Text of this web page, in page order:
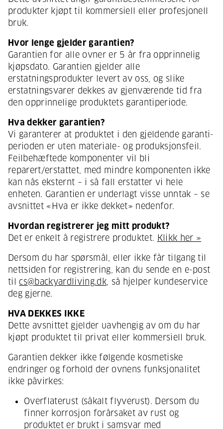
produkter kjøpt til kommersiell eller profesjonell
bruk.
Hvor lenge gjelder garantien?
Garantien for alle ovner er 5 år fra opprinnelig
kjøpsdato. Garantien gjelder alle
erstatningsprodukter levert av oss, og slike
erstatningsvarer dekkes av gjenværende tid fra
den opprinnelige produktets garantiperiode.
Hva dekker garantien?
Vi garanterer at produktet i den gjeldende garanti­
perioden er uten materiale- og produksjonsfeil.
Feilbehæftede komponenter vil bli
reparert/erstattet, med mindre komponenten ikke
kan nås eksternt – i så fall erstatter vi hele
enheten. Garantien er underlagt visse unntak – se
avsnittet «Hva er ikke dekket» nedenfor.
Hvordan registrerer jeg mitt produkt?
Det er enkelt å registrere produktet. Klikk her »
Dersom du har spørsmål, eller ikke får tilgang til
nettsiden for registrering, kan du sende en e-post
til cs@backyardliving.dk, så hjelper kundeservice
deg gjerne.
HVA DEKKES IKKE
Dette avsnittet gjelder uavhengig av om du har
kjøpt produktet til privat eller kommersiell bruk.
Garantien dekker ikke følgende kosmetiske
endringer og forhold der ovnens funksjonalitet
ikke påvirkes:
Overflaterust (såkalt flyverust). Dersom du
finner korrosjon forårsaket av rust og
produktet er brukt i samsvar med